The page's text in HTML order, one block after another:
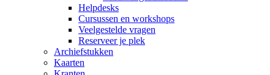
Helpdesks
Cursussen en workshops
Veelgestelde vragen
Reserveer je plek
Archiefstukken
Kaarten